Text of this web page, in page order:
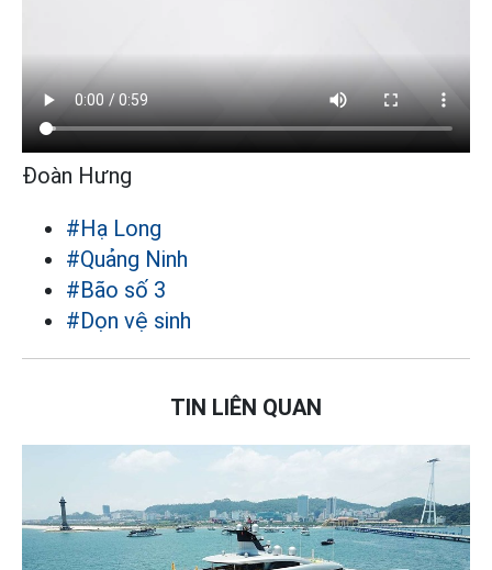
Đoàn Hưng
#Hạ Long
#Quảng Ninh
#Bão số 3
#Dọn vệ sinh
TIN LIÊN QUAN